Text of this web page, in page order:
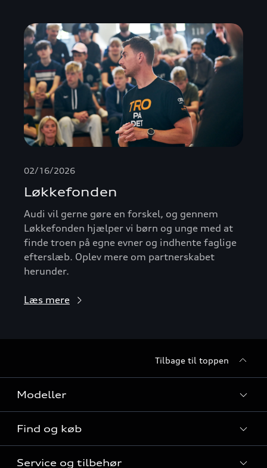
02/16/2026
Løkkefonden
Audi vil gerne gøre en forskel, og gennem
Løkkefonden hjælper vi børn og unge med at
finde troen på egne evner og indhente faglige
efterslæb. Oplev mere om partnerskabet
herunder.
Læs mere
Tilbage til toppen
Modeller
Find og køb
Service og tilbehør